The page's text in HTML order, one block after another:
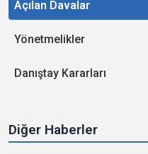
Açılan Davalar
Yönetmelikler
Danıştay Kararları
Diğer Haberler